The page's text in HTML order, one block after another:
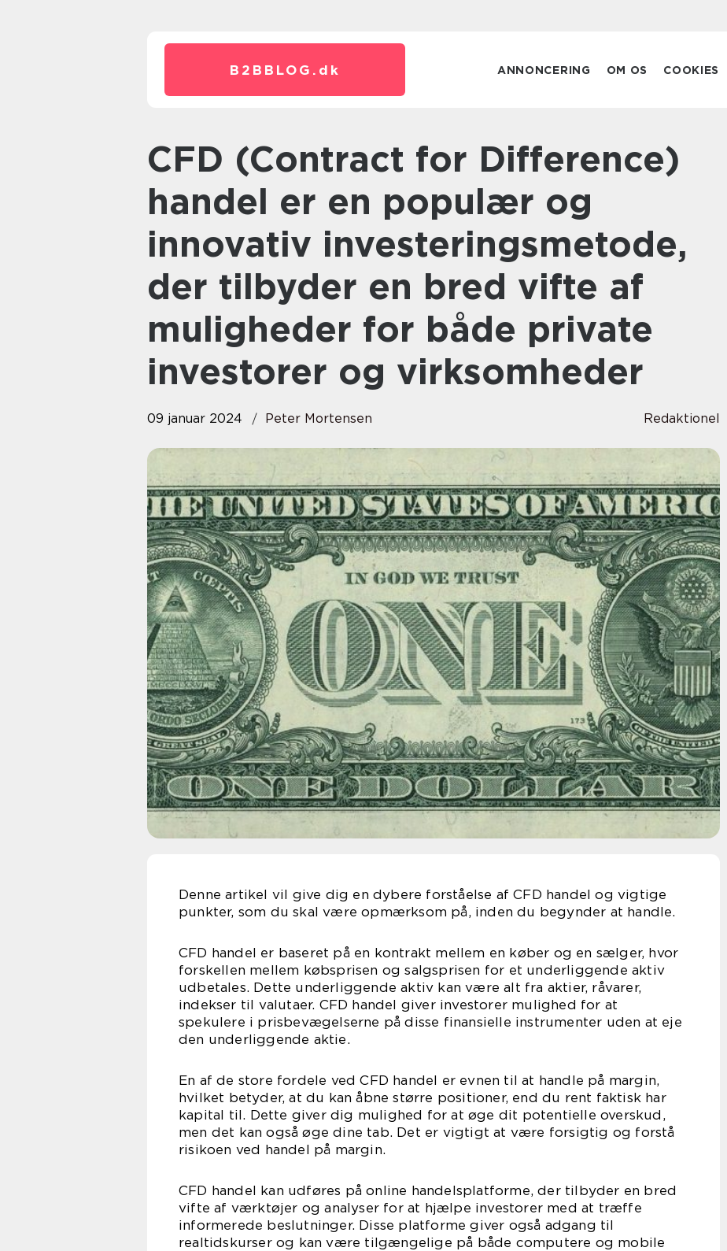
B2BBLOG. dk ANNONCERING OM OS COOKIES
CFD (Contract for Difference)
handel er en populær og
innovativ investeringsmetode,
der tilbyder en bred vifte af
muligheder for både private
investorer og virksomheder
09 januar 2024 Peter Mortensen Redaktionel
Denne artikel vil give dig en dybere forståelse af CFD handel og vigtige
punkter, som du skal være opmærksom på, inden du begynder at handle.
CFD handel er baseret på en kontrakt mellem en køber og en sælger, hvor
forskellen mellem købsprisen og salgsprisen for et underliggende aktiv
udbetales. Dette underliggende aktiv kan være alt fra aktier, råvarer,
indekser til valutaer. CFD handel giver investorer mulighed for at
spekulere i prisbevægelserne på disse finansielle instrumenter uden at eje
den underliggende aktie.
En af de store fordele ved CFD handel er evnen til at handle på margin,
hvilket betyder, at du kan åbne større positioner, end du rent faktisk har
kapital til. Dette giver dig mulighed for at øge dit potentielle overskud,
men det kan også øge dine tab. Det er vigtigt at være forsigtig og forstå
risikoen ved handel på margin.
CFD handel kan udføres på online handelsplatforme, der tilbyder en bred
vifte af værktøjer og analyser for at hjælpe investorer med at træffe
informerede beslutninger. Disse platforme giver også adgang til
realtidskurser og kan være tilgængelige på både computere og mobile